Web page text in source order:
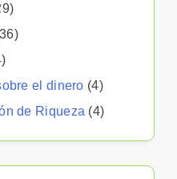
el dinero (4)
de Riqueza (4)